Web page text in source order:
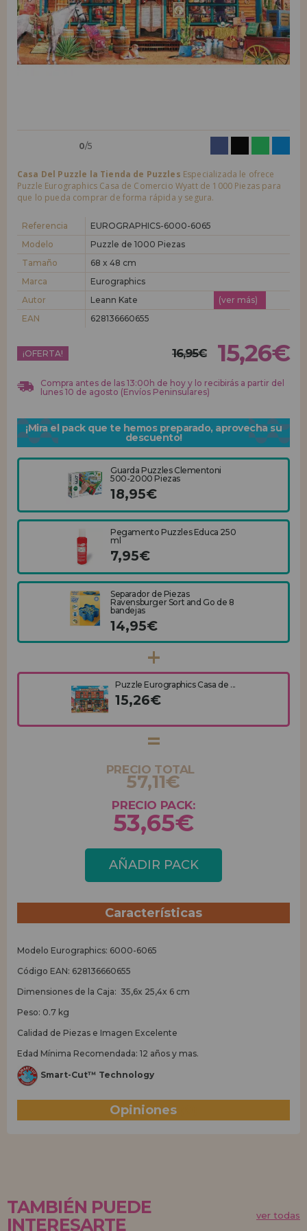
LIQUIDACIONES
INFORMACIÓN
Quiero registrarme como
nuevo cliente
Al crear una cuenta en casadelpuzzle.com podrás realizar tus compras
rápidamente en nuestra tienda virtual, revisar el estado de tus pedidos
nuevo distribuidor
¿Eres Profesional o Empresa?. ¿Quieres vender en tu negocio
condiciones de ventas con descuentos especiales para la distribución.
¡Adelante! Te estábamos esperando.
0/5
Casa Del Puzzle la Tienda de Puzzles Especializada le ofrece
Puzzle Eurographics Casa de Comercio Wyatt de 1000 Piezas para
que lo pueda comprar de forma rápida y segura.
Referencia
EUROGRAPHICS-6000-6065
Modelo
Puzzle de 1000 Piezas
Tamaño
68 x 48 cm
Marca
Eurographics
Autor
Leann Kate
(ver más)
EAN
628136660655
¡OFERTA! 16,95€ 15,26€
Compra antes de las 13:00h de hoy y lo recibirás a partir del
lunes 10 de agosto (Envíos Peninsulares)
¡Mira el pack que te hemos preparado, aprovecha su
descuento!
Guarda Puzzles Clementoni
500-2000 Piezas
18,95€
Pegamento Puzzles Educa 250
ml
7,95€
Separador de Piezas
Ravensburger Sort and Go de 8
bandejas
14,95€
Puzzle Eurographics Casa de ...
15,26€
PRECIO TOTAL
57,11€
PRECIO PACK:
53,65€
AÑADIR PACK
Características
Modelo Eurographics: 6000-6065
Código EAN: 628136660655
Dimensiones de la Caja: 35,6x 25,4x 6 cm
Peso: 0.7 kg
Calidad de Piezas e Imagen Excelente
Edad Mínima Recomendada: 12 años y mas.
Smart-Cut™ Technology
Opiniones
TAMBIÉN PUEDE
INTERESARTE
ver todas